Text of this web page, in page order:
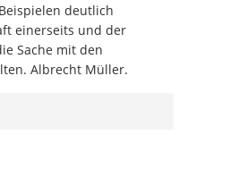
deutlich
einerseits und der
Sache mit den
Albrecht Müller.